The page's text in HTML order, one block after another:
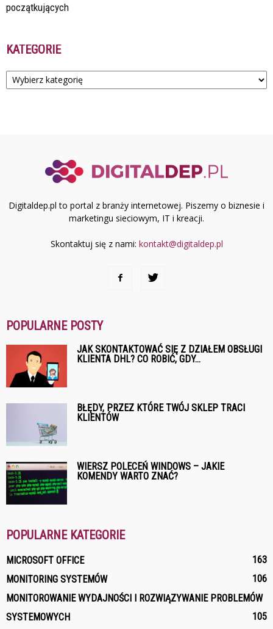
początkujących
KATEGORIE
Kategorie
Digitaldep.pl to portal z branży internetowej. Piszemy o biznesie i
marketingu sieciowym, IT i kreacji.
Skontaktuj się z nami: kontakt@digitaldep.pl
POPULARNE POSTY
JAK SKONTAKTOWAĆ SIĘ Z DZIAŁEM OBSŁUGI
KLIENTA DHL? CO ROBIĆ, GDY...
BŁĘDY, PRZEZ KTÓRE TWÓJ SKLEP TRACI
KLIENTÓW
WIERSZ POLECEŃ WINDOWS – JAKIE
KOMENDY WARTO ZNAĆ?
POPULARNE KATEGORIE
MICROSOFT OFFICE
163
MONITORING SYSTEMÓW
106
MONITOROWANIE WYDAJNOŚCI I ROZWIĄZYWANIE PROBLEMÓW
SYSTEMOWYCH
105